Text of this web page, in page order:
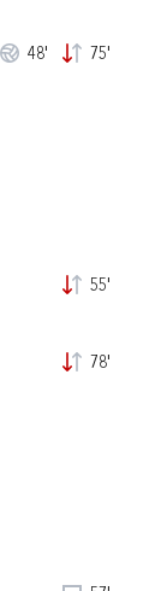
48' 75'
55'
78'